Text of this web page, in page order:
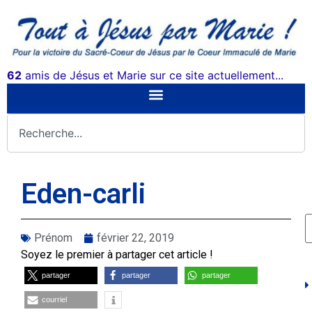
62 amis de Jésus et Marie sur ce site actuellement...
Eden-carli
Prénom
février 22, 2019
Soyez le premier à partager cet article !
partager partager partager
courriel